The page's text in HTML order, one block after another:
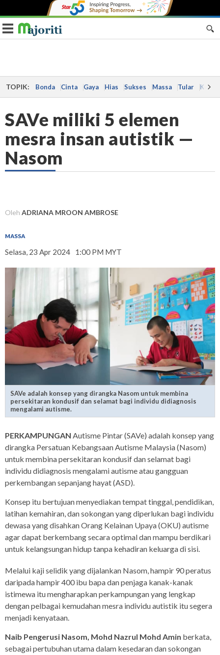
Toggle navigation
TOPIK: Bonda Cinta Gaya Hias Sukses Massa Tular Kes
SAVe miliki 5 elemen
mesra insan autistik —
Nasom
Oleh ADRIANA MROON AMBROSE
MASSA
Selasa, 23 Apr 2024 1:00 PM MYT
SAVe adalah konsep yang dirangka Nasom untuk membina
persekitaran kondusif dan selamat bagi individu didiagnosis
mengalami autisme.
PERKAMPUNGAN Autisme Pintar (SAVe) adalah konsep yang
dirangka Persatuan Kebangsaan Autisme Malaysia (Nasom)
untuk membina persekitaran kondusif dan selamat bagi
individu didiagnosis mengalami autisme atau gangguan
perkembangan sepanjang hayat (ASD).
Konsep itu bertujuan menyediakan tempat tinggal, pendidikan,
latihan kemahiran, dan sokongan yang diperlukan bagi individu
dewasa yang disahkan Orang Kelainan Upaya (OKU) autisme
agar dapat berkembang secara optimal dan mampu berdikari
untuk kelangsungan hidup tanpa kehadiran keluarga di sisi.
Melalui kaji selidik yang dijalankan Nasom, hampir 90 peratus
daripada hampir 400 ibu bapa dan penjaga kanak-kanak
istimewa itu mengharapkan perkampungan yang lengkap
dengan pelbagai kemudahan mesra individu autistik itu segera
menjadi kenyataan.
Naib Pengerusi Nasom, Mohd Nazrul Mohd Amin berkata,
sebagai pertubuhan utama dalam kesedaran dan sokongan